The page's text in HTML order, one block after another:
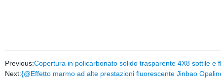
Previous:Copertura in policarbonato solido trasparente 4X8 sottile e
Next:{@Effetto marmo ad alte prestazioni fluorescente Jinbao